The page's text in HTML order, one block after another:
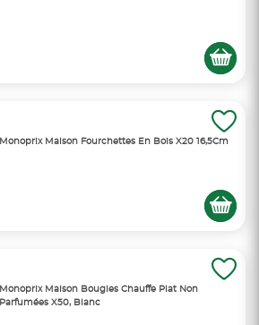
Monoprix Maison Fourchettes En Bois X20 16,5Cm
Monoprix Maison Bougies Chauffe Plat Non
Parfumées X50, Blanc